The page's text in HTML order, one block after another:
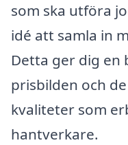
som ska utföra
idé att samla in
Detta ger dig
prisbilden och
kvaliteter som
hantverkare.